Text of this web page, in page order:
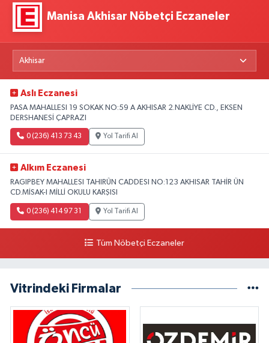
Manisa Akhisar Nöbetçi Eczaneler
Aslı Eczanesi
PASA MAHALLESI 19 SOKAK NO:59 A AKHISAR 2.NAKLİYE CD., EKSEN
DERSHANESİ ÇAPRAZI
0 (236) 413 73 43 Yol Tarifi Al
Alkım Eczanesi
RAGIPBEY MAHALLESI TAHIRÜN CADDESI NO:123 AKHISAR TAHİR ÜN
CD.MİSAK-I MİLLİ OKULU KARŞISI
0 (236) 414 97 31 Yol Tarifi Al
Tüm Nöbetçi Eczaneler
Vitrindeki Firmalar